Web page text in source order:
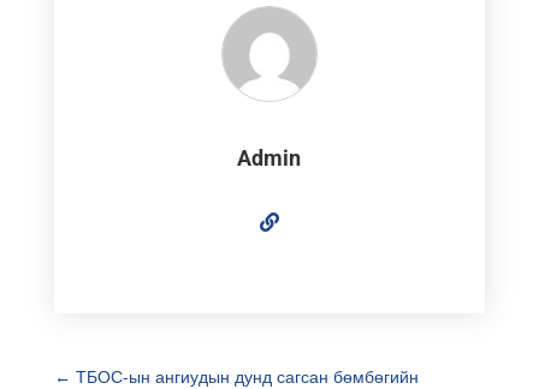
Admin
← ТБОС-ын ангиудын дунд сагсан бөмбөгийн